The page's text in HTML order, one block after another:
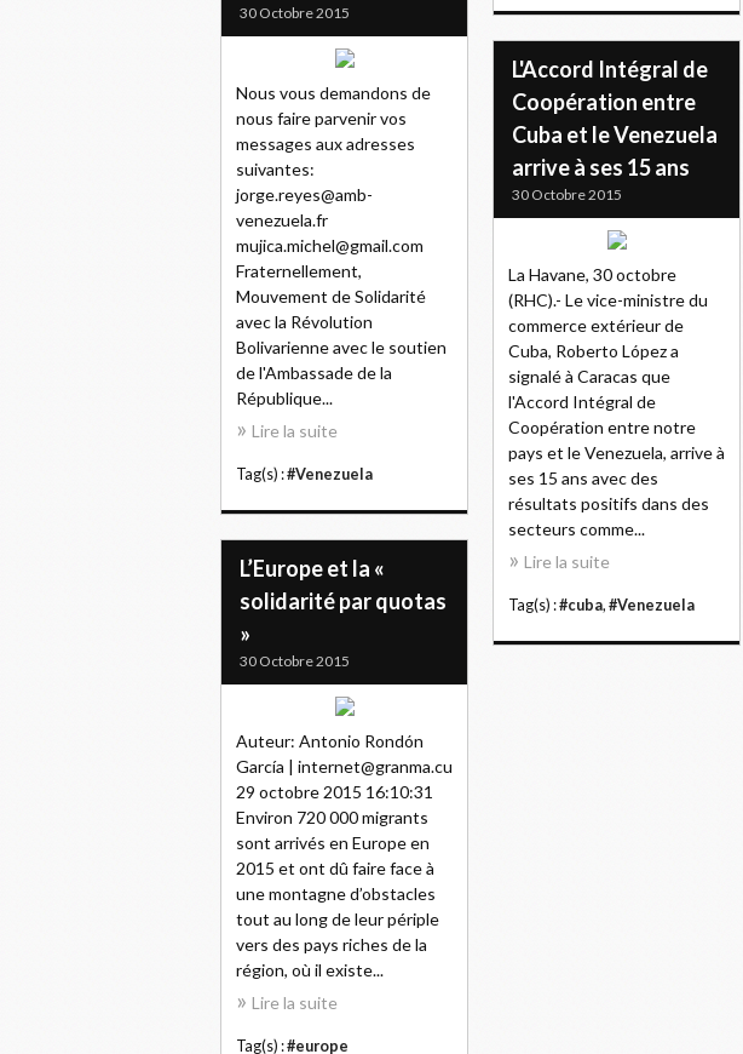
30 Octobre 2015
Nous vous demandons de
nous faire parvenir vos
messages aux adresses
suivantes:
jorge.reyes@amb-
venezuela.fr
mujica.michel@gmail.com
Fraternellement,
Mouvement de Solidarité
avec la Révolution
Bolivarienne avec le soutien
de l'Ambassade de la
République...
Lire la suite
Tag(s) :#Venezuela
L'Accord Intégral de
Coopération entre
Cuba et le Venezuela
arrive à ses 15 ans
30 Octobre 2015
La Havane, 30 octobre
(RHC).- Le vice-ministre du
commerce extérieur de
Cuba, Roberto López a
signalé à Caracas que
l'Accord Intégral de
Coopération entre notre
pays et le Venezuela, arrive à
ses 15 ans avec des
résultats positifs dans des
secteurs comme...
Lire la suite
Tag(s) :#cuba, #Venezuela
L’Europe et la «
solidarité par quotas
»
30 Octobre 2015
Auteur: Antonio Rondón
García | internet@granma.cu
29 octobre 2015 16:10:31
Environ 720 000 migrants
sont arrivés en Europe en
2015 et ont dû faire face à
une montagne d’obstacles
tout au long de leur périple
vers des pays riches de la
région, où il existe...
Lire la suite
Tag(s) :#europe